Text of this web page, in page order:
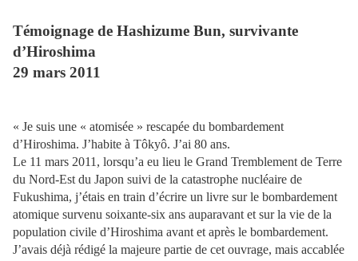
Témoignage de Hashizume Bun, survivante
d’Hiroshima
29 mars 2011
« Je suis une « atomisée » rescapée du bombardement
d’Hiroshima. J’habite à Tôkyô. J’ai 80 ans.
Le 11 mars 2011, lorsqu’a eu lieu le Grand Tremblement de Terre
du Nord-Est du Japon suivi de la catastrophe nucléaire de
Fukushima, j’étais en train d’écrire un livre sur le bombardement
atomique survenu soixante-six ans auparavant et sur la vie de la
population civile d’Hiroshima avant et après le bombardement.
J’avais déjà rédigé la majeure partie de cet ouvrage, mais accablée